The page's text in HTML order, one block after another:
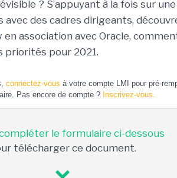
? S’appuyant à la fois sur
des cadres dirigeants,
association avec Oracle,
priorités pour 2021.
connectez-vous à votre compte LMI pour pré-
Pas encore de compte ? Inscrivez-vous.
le formulaire ci-dessous
télécharger ce document.